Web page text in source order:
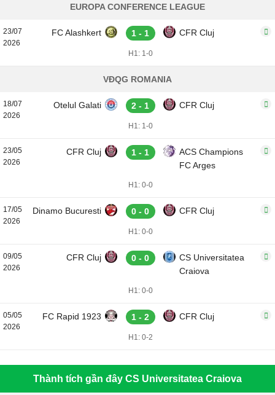
EUROPA CONFERENCE LEAGUE
23/07
2026
FC Alashkert 1 - 1 CFR Cluj
H1: 1-0
VĐQG ROMANIA
18/07
2026
Otelul Galati 2 - 1 CFR Cluj
H1: 1-0
23/05
2026
CFR Cluj 1 - 1
ACS Champions
FC Arges
H1: 0-0
17/05
2026
Dinamo Bucuresti 0 - 0 CFR Cluj
H1: 0-0
09/05
2026
CFR Cluj 0 - 0
CS Universitatea
Craiova
H1: 0-0
05/05
2026
FC Rapid 1923 1 - 2 CFR Cluj
H1: 0-2
Thành tích gần đây CS Universitatea Craiova